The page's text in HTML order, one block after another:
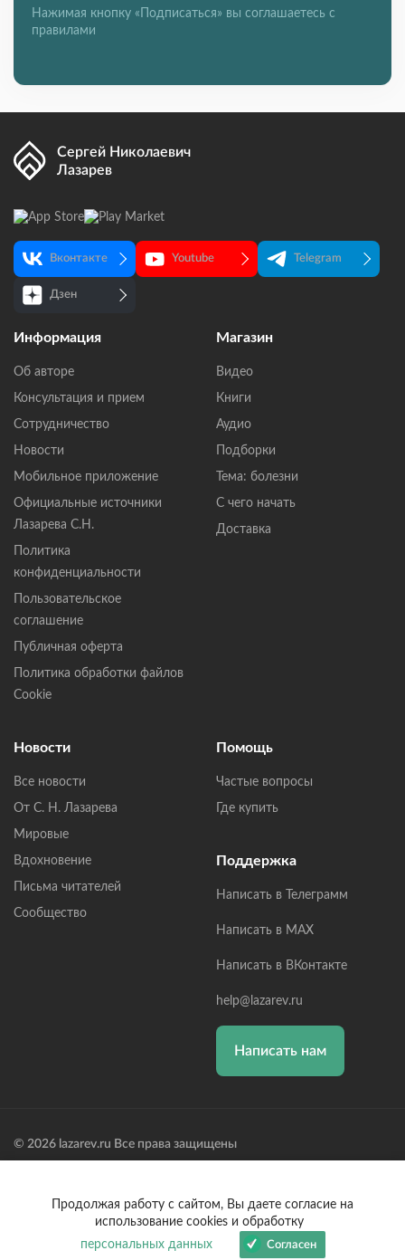
Нажимая кнопку «Подписаться» вы соглашаетесь с
правилами
Сергей Николаевич
Лазарев
Вконтакте Youtube Telegram
Дзен
Информация
Об авторе
Консультация и прием
Сотрудничество
Новости
Мобильное приложение
Официальные источники
Лазарева С.Н.
Политика
конфиденциальности
Пользовательское
соглашение
Публичная оферта
Политика обработки файлов
Cookie
Магазин
Видео
Книги
Аудио
Подборки
Тема: болезни
С чего начать
Доставка
Новости
Все новости
От С. Н. Лазарева
Мировые
Вдохновение
Письма читателей
Сообщество
Помощь
Частые вопросы
Где купить
Поддержка
Написать в Телеграмм
Написать в MAX
Написать в ВКонтакте
help@lazarev.ru
Написать нам
© 2026 lazarev.ru Все права защищены
Банк: ОАО "АЛЬФА-БАНК" БИК: 044525593, К/С:
30101810200000000593
Продолжая работу с сайтом, Вы даете согласие на
использование cookies и обработку
персональных данных
Согласен